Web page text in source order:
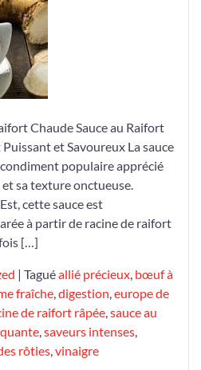
Chaude Sauce au Raifort
et Savoureux La sauce
populaire apprécié
sa texture onctueuse.
cette sauce est
à partir de racine de raifort
[…]
| Taguéallié précieux, bœuf à
fraîche,digestion,europe de
de raifort râpée,sauce au
,saveurs intenses,
rôties,vinaigre